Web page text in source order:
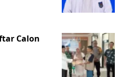
Calon